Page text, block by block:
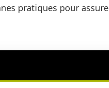
pratiques pour